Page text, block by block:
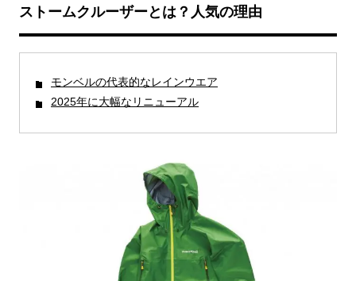
ストームクルーザーとは？人気の理由
モンベルの代表的なレインウエア
2025年に大幅なリニューアル